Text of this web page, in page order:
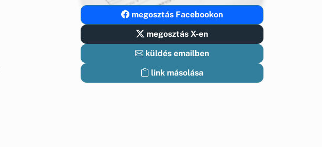
megosztás Facebookon
megosztás X-en
küldés emailben
link másolása